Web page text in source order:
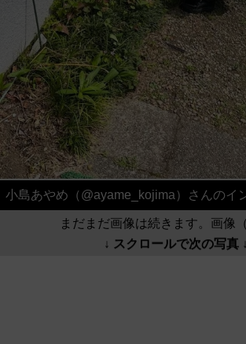
小島あやめ（@ayame_kojima）さんのイ
まだまだ画像は続きます。画像
↓ スクロールで次の写真 ↓